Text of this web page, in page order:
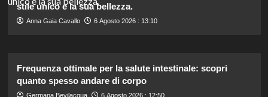
stile unico e la sua bellezza.
Anna Gaia Cavallo 6 Agosto 2026 : 13:10
Frequenza ottimale per la salute intestinale: scopri
quanto spesso andare di corpo
Germana Bevilacqua 6 Agosto 2026 : 12:50